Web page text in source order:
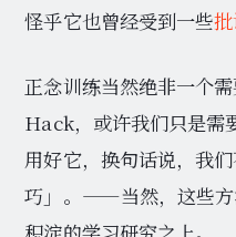
怪乎它也曾经受到一些
正念训练当然绝非一个
Hack，或许我们只是需
用好它，换句话说，我
巧」。——当然，这些方